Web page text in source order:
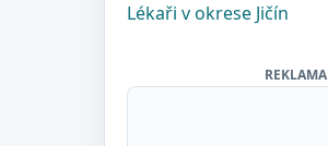
Lékaři v okrese Jičín
REKLAMA